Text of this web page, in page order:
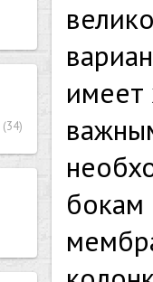
(34)
имеет
бокам